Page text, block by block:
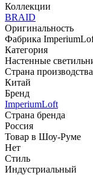
Коллекции
BRAID
Оригинальность
Фабрика
Категория
Настенные
Страна производства
Китай
Бренд
ImperiumLoft
Страна бренда
Россия
Товар в Шоу-Руме
Нет
Стиль
Индустриальный